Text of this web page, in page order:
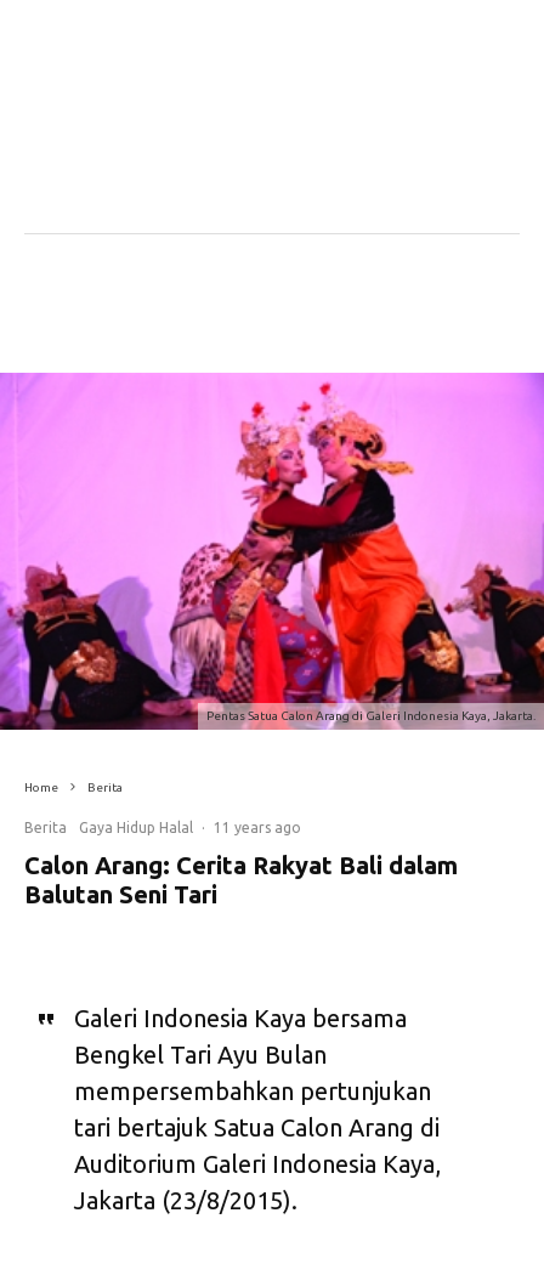
Pentas Satua Calon Arang di Galeri Indonesia Kaya, Jakarta.
Home Berita
Berita Gaya Hidup Halal · 11 years ago
Calon Arang: Cerita Rakyat Bali dalam
Balutan Seni Tari
Galeri Indonesia Kaya bersama
Bengkel Tari Ayu Bulan
mempersembahkan pertunjukan
tari bertajuk Satua Calon Arang di
Auditorium Galeri Indonesia Kaya,
Jakarta (23/8/2015).